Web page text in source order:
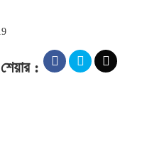
শেয়ার :